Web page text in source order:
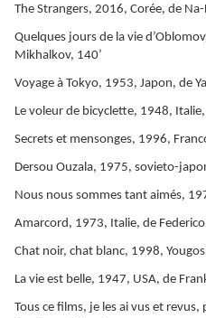
The Strangers, 2016, Corée, de
Quelques jours de la vie
Mikhalkov, 140’
Voyage à Tokyo, 1953, Japon, de
Le voleur de bicyclette, 1948,
Secrets et mensonges, 1996,
Dersou Ouzala, 1975, sovieto-
Nous nous sommes tant aimés,
Amarcord, 1973, Italie, de Federico
Chat noir, chat blanc, 1998,
La vie est belle, 1947, USA, de
Tous ce films, je les ai vus et